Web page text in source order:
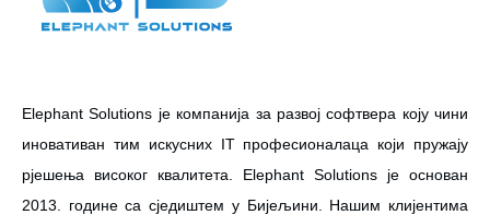
Elephant Solutions је компанија за развој софтвера коју чини
иновативан тим искусних IT професионалаца који пружају
рјешења високог квалитета. Elephant Solutions је основан
2013. године са сједиштем у Бијељини. Нашим клијентима